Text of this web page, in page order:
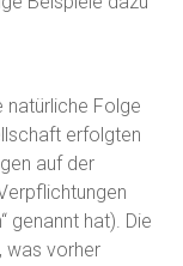
natürliche Folge
erfolgten
auf der
genannt hat). Die
was vorher